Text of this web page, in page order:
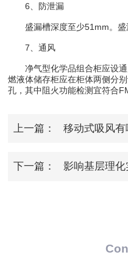
6、防泄漏
盛漏槽深度至少51mm。盛
7、通风
净气型化学品组合柜应设通
燃液体储存柜应在柜体两侧分
孔，其中阻火功能检测宜符合
上一篇： 移动式吸风
下一篇： 影响基层理